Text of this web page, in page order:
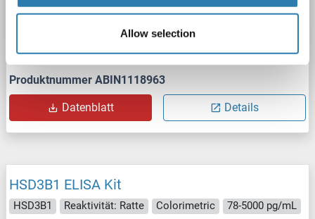
Allow selection
HSD3B1
Produktnummer ABIN1118963
Datenblatt Details
HSD3B1 ELISA Kit
HSD3B1 Reaktivität: Ratte Colorimetric 78-5000 pg/mL